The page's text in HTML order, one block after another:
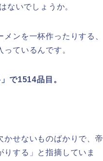
ないでしょうか。
ンを一杯作ったりする、
ているんです。
で1514品目。
かせないものばかりで、帝
する」と指摘していま